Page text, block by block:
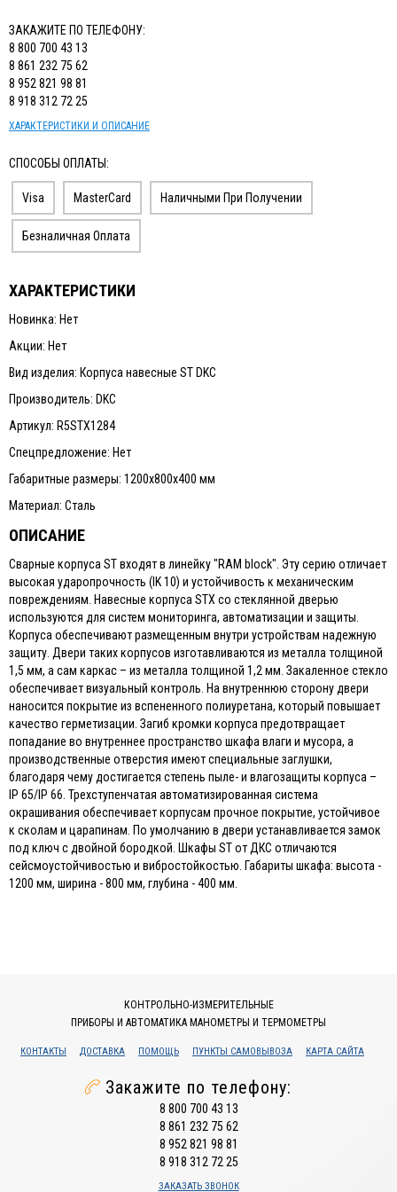
ТЕРМОМЕТРЫ, ГИГРОМЕТРЫ ВИТ
КАБЕЛЬ И КАБЕЛЕНЕСУЩИЕ СИСТЕМЫ
ЗАКАЖИТЕ ПО ТЕЛЕФОНУ:
8 800 700 43 13
8 861 232 75 62
8 952 821 98 81
8 918 312 72 25
ХАРАКТЕРИСТИКИ И ОПИСАНИЕ
СПОСОБЫ ОПЛАТЫ:
Visa MasterCard Наличными При Получении
Безналичная Оплата
ХАРАКТЕРИСТИКИ
Новинка: Нет
Акции: Нет
Вид изделия: Корпуса навесные ST DKC
Производитель: DKC
Артикул: R5STX1284
Спецпредложение: Нет
Габаритные размеры: 1200х800х400 мм
Материал: Сталь
ОПИСАНИЕ
Сварные корпуса ST входят в линейку "RAM block". Эту серию отличает
высокая ударопрочность (IK 10) и устойчивость к механическим
повреждениям. Навесные корпуса STX со стеклянной дверью
используются для систем мониторинга, автоматизации и защиты.
Корпуса обеспечивают размещенным внутри устройствам надежную
защиту. Двери таких корпусов изготавливаются из металла толщиной
1,5 мм, а сам каркас – из металла толщиной 1,2 мм. Закаленное стекло
обеспечивает визуальный контроль. На внутреннюю сторону двери
наносится покрытие из вспененного полиуретана, который повышает
качество герметизации. Загиб кромки корпуса предотвращает
попадание во внутреннее пространство шкафа влаги и мусора, а
производственные отверстия имеют специальные заглушки,
благодаря чему достигается степень пыле- и влагозащиты корпуса –
IP 65/IP 66. Трехступенчатая автоматизированная система
окрашивания обеспечивает корпусам прочное покрытие, устойчивое
к сколам и царапинам. По умолчанию в двери устанавливается замок
под ключ с двойной бородкой. Шкафы ST от ДКС отличаются
сейсмоустойчивостью и вибростойкостью. Габариты шкафа: высота -
1200 мм, ширина - 800 мм, глубина - 400 мм.
КОНТРОЛЬНО-ИЗМЕРИТЕЛЬНЫЕ
ПРИБОРЫ И АВТОМАТИКА МАНОМЕТРЫ И ТЕРМОМЕТРЫ
КОНТАКТЫ ДОСТАВКА ПОМОЩЬ ПУНКТЫ САМОВЫВОЗА КАРТА САЙТА
Закажите по телефону:
8 800 700 43 13
8 861 232 75 62
8 952 821 98 81
8 918 312 72 25
ЗАКАЗАТЬ ЗВОНОК